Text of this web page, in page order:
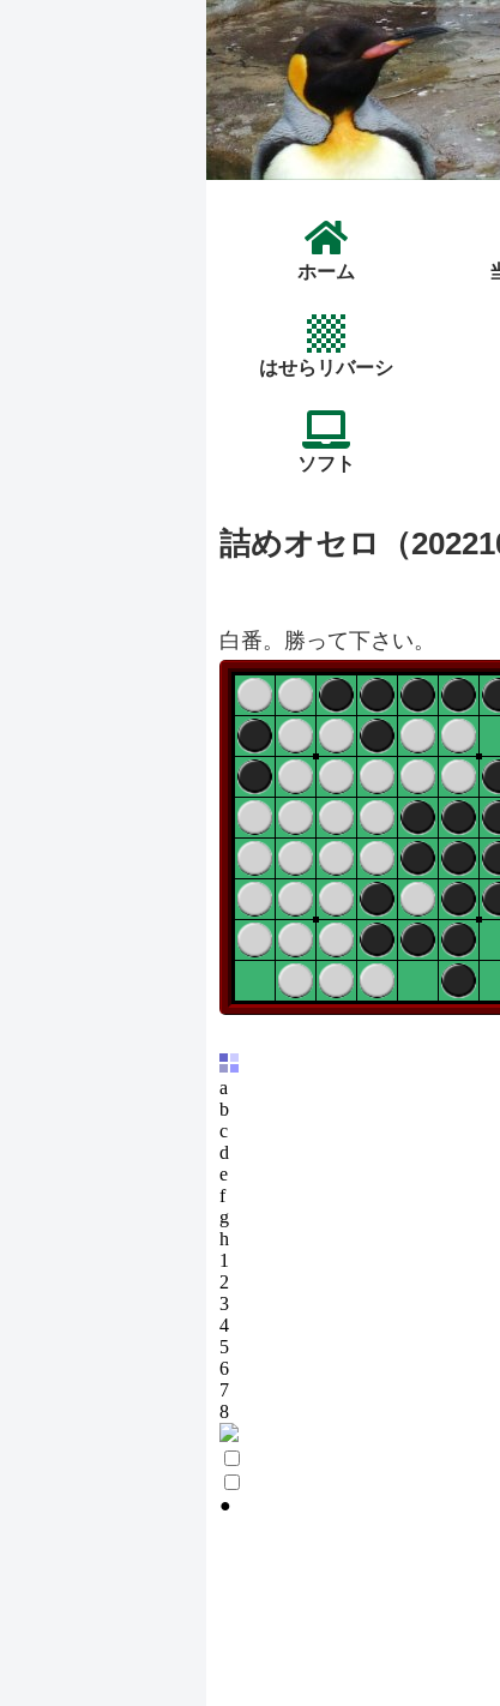
ホーム
はせらリバーシ
ソフト
詰めオセロ（
白番。勝って下さい。